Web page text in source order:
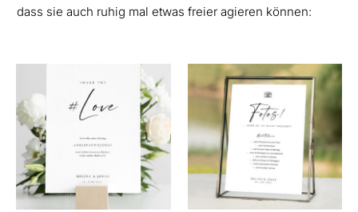
dass sie auch ruhig mal etwas freier agieren können: